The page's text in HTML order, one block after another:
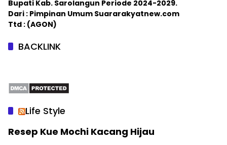
Bupati Kab. Sarolangun Periode 2024-2029.
Dari : Pimpinan Umum Suararakyatnew.com
Ttd : (AGON)
BACKLINK
Life Style
Resep Kue Mochi Kacang Hijau